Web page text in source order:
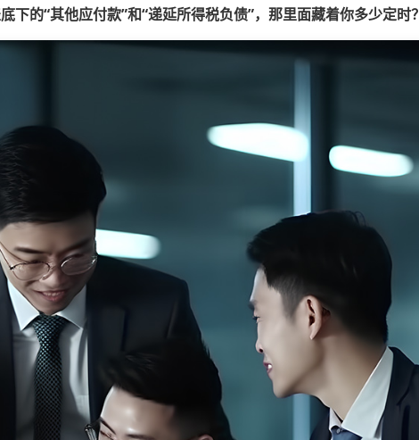
的“其他应付款”和“递延所得税负债”，那里面藏着你多少定时？